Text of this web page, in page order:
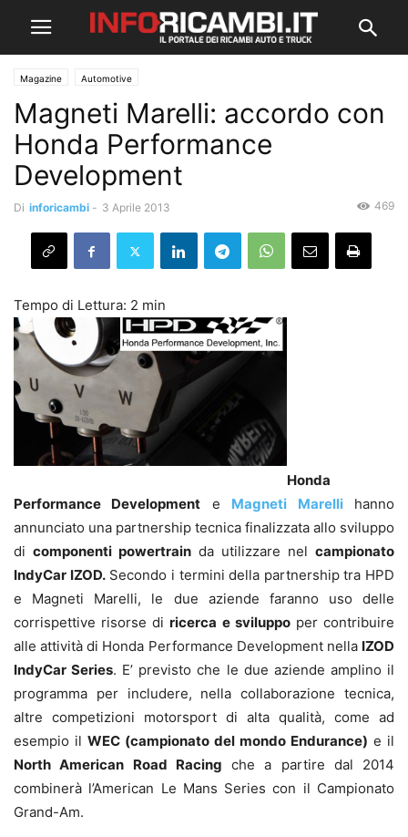
Magazine Automotive
Magneti Marelli: accordo con
Honda Performance
Development
Di inforicambi - 3 Aprile 2013 469
Honda
Performance Development e Magneti Marellihanno
annunciato una partnership tecnica finalizzata allo sviluppo
di componenti powertrain da utilizzare nel campionato
IndyCar IZOD.Secondo i termini della partnership tra HPD
e Magneti Marelli, le due aziende faranno uso delle
corrispettive risorse diricerca e sviluppoper contribuire
alle attività di Honda Performance Development nella IZOD
IndyCar Series. E’ previsto che le due aziende amplino il
programma per includere, nella collaborazione tecnica,
altre competizioni motorsport di alta qualità, come ad
esempio il WEC (campionato del mondo Endurance) e il
North American Road Racing che a partire dal 2014
combinerà l’American Le Mans Series con il Campionato
Grand-Am.